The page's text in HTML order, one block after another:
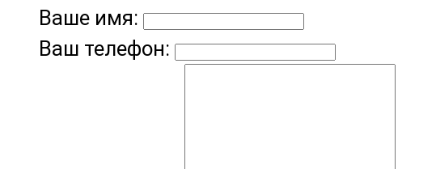
Ваше имя:
Ваш телефон: